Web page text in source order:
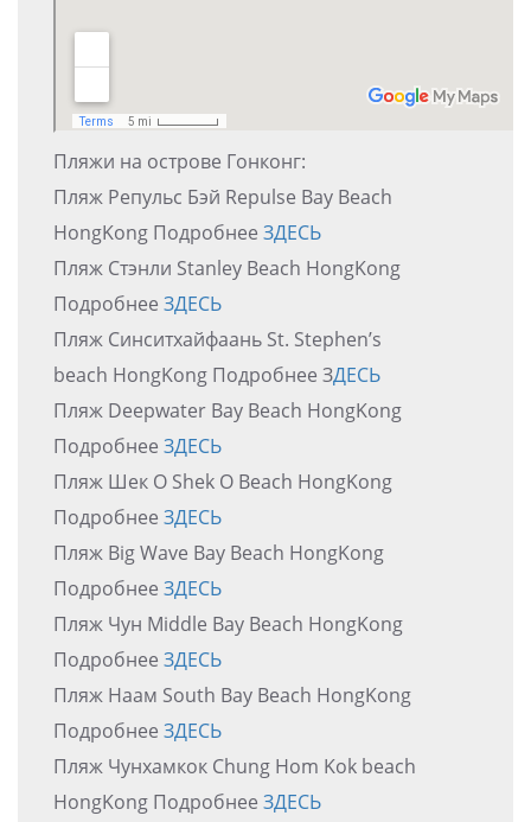
Пляжи на острове Гонконг:
Пляж Репульс Бэй Repulse Bay Beach
HongKong Подробнее ЗДЕСЬ
Пляж Стэнли Stanley Beach HongKong
Подробнее ЗДЕСЬ
Пляж Синситхайфаань St. Stephen’s
beach HongKong Подробнее ЗДЕСЬ
Пляж Deepwater Bay Beach HongKong
Подробнее ЗДЕСЬ
Пляж Шек О Shek O Beach HongKong
Подробнее ЗДЕСЬ
Пляж Big Wave Bay Beach HongKong
Подробнее ЗДЕСЬ
Пляж Чун Middle Bay Beach HongKong
Подробнее ЗДЕСЬ
Пляж Наам South Bay Beach HongKong
Подробнее ЗДЕСЬ
Пляж Чунхамкок Chung Hom Kok beach
HongKong Подробнее ЗДЕСЬ